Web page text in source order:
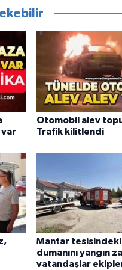
var
Otomobil alev
Trafik kilitlendi
Mantar tesisindeki
dumanını yangın
vatandaşlar